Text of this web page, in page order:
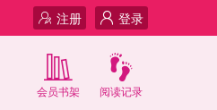
登录
注册
阅读记录
会员书架